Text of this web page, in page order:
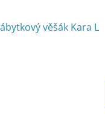
věšák Kara L